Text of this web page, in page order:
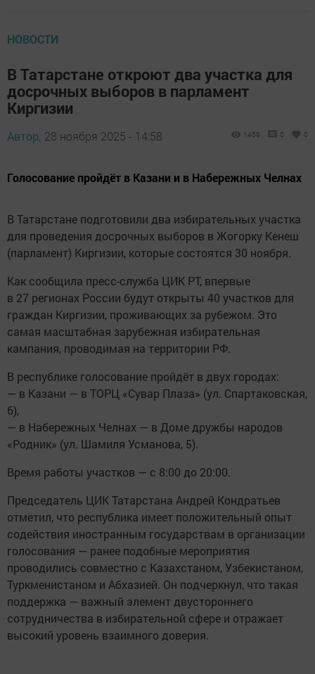
НОВОСТИ
В Татарстане откроют два участка для
досрочных выборов в парламент
Киргизии
Автор, 28 ноября 2025 - 14:58 1459 0 0
Голосование пройдёт в Казани и в Набережных Челнах
В Татарстане подготовили два избирательных участка
для проведения досрочных выборов в Жогорку Кенеш
(парламент) Киргизии, которые состоятся 30 ноября.
Как сообщила пресс-служба ЦИК РТ, впервые
в 27 регионах России будут открыты 40 участков для
граждан Киргизии, проживающих за рубежом. Это
самая масштабная зарубежная избирательная
кампания, проводимая на территории РФ.
В республике голосование пройдёт в двух городах:
— в Казани — в ТОРЦ «Сувар Плаза» (ул. Спартаковская,
6),
— в Набережных Челнах — в Доме дружбы народов
«Родник» (ул. Шамиля Усманова, 5).
Время работы участков — с 8:00 до 20:00.
Председатель ЦИК Татарстана Андрей Кондратьев
отметил, что республика имеет положительный опыт
содействия иностранным государствам в организации
голосования — ранее подобные мероприятия
проводились совместно с Казахстаном, Узбекистаном,
Туркменистаном и Абхазией. Он подчеркнул, что такая
поддержка — важный элемент двустороннего
сотрудничества в избирательной сфере и отражает
высокий уровень взаимного доверия.